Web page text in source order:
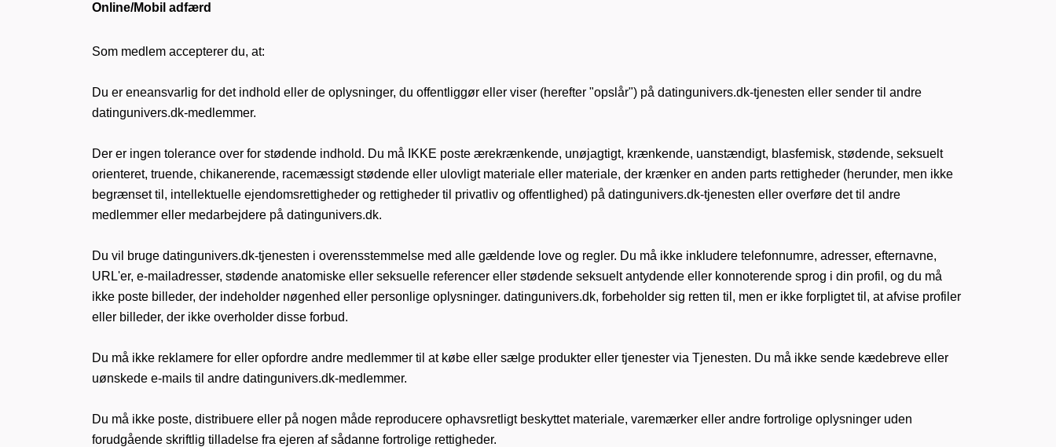
Online/Mobil adfærd
Som medlem accepterer du, at:
Du er eneansvarlig for det indhold eller de oplysninger, du offentliggør eller viser (herefter "opslår") på datingunivers.dk-tjenesten eller sender til andre
datingunivers.dk-medlemmer.
Der er ingen tolerance over for stødende indhold. Du må IKKE poste ærekrænkende, unøjagtigt, krænkende, uanstændigt, blasfemisk, stødende, seksuelt
orienteret, truende, chikanerende, racemæssigt stødende eller ulovligt materiale eller materiale, der krænker en anden parts rettigheder (herunder, men ikke
begrænset til, intellektuelle ejendomsrettigheder og rettigheder til privatliv og offentlighed) på datingunivers.dk-tjenesten eller overføre det til andre
medlemmer eller medarbejdere på datingunivers.dk.
Du vil bruge datingunivers.dk-tjenesten i overensstemmelse med alle gældende love og regler. Du må ikke inkludere telefonnumre, adresser, efternavne,
URL'er, e-mailadresser, stødende anatomiske eller seksuelle referencer eller stødende seksuelt antydende eller konnoterende sprog i din profil, og du må
ikke poste billeder, der indeholder nøgenhed eller personlige oplysninger. datingunivers.dk, forbeholder sig retten til, men er ikke forpligtet til, at afvise profiler
eller billeder, der ikke overholder disse forbud.
Du må ikke reklamere for eller opfordre andre medlemmer til at købe eller sælge produkter eller tjenester via Tjenesten. Du må ikke sende kædebreve eller
uønskede e-mails til andre datingunivers.dk-medlemmer.
Du må ikke poste, distribuere eller på nogen måde reproducere ophavsretligt beskyttet materiale, varemærker eller andre fortrolige oplysninger uden
forudgående skriftlig tilladelse fra ejeren af ​​sådanne fortrolige rettigheder.